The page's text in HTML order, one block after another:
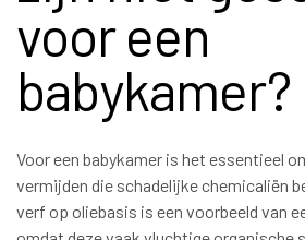
voor een
babykamer?
Voor een babykamer is het essentieel
vermijden die schadelijke chemicaliën
verf op oliebasis is een voorbeeld van